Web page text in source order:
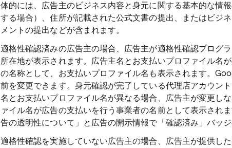
体的には、広告主のビジネス内容と身元に関する基本的な情
する場合）、住所が記載された公式文書の提出、またはビジ
メントの提出などが含まれます。
適格性確認済みの広告主の場合、広告主が適格性確認プログ
所在地が表示されます。広告主名とお支払いプロファイル名
の名称として、お支払いプロファイル名も表示されます。
前を変更できます。身元確認が完了している代理店アカウン
名とお支払いプロファイル名が異なる場合、広告主が変更し
ァイル名が広告の支払いを行う事業者の名前として表示され
告の透明性について」と広告の開示情報で「確認済み」バッジ
適格性確認を実施していない広告主の場合、広告主が提供し